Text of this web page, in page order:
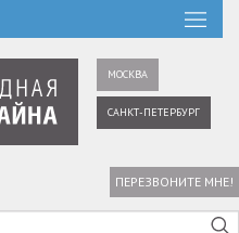
МОСКВА
САНКТ-ПЕТЕРБУРГ
ПЕРЕЗВОНИТЕ МНЕ!